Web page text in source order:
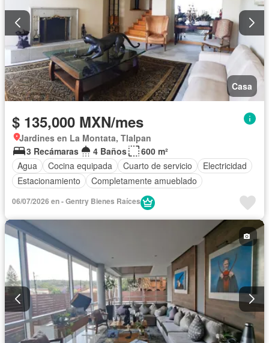
Casa
$ 135,000 MXN/mes
Jardines en La Montata, Tlalpan
3 Recámaras
4 Baños
600 m²
Agua
Cocina equipada Cuarto de servicio
Electricidad
Estacionamiento
Completamente amueblado
06/07/2026 en - Gentry Bienes Raíces